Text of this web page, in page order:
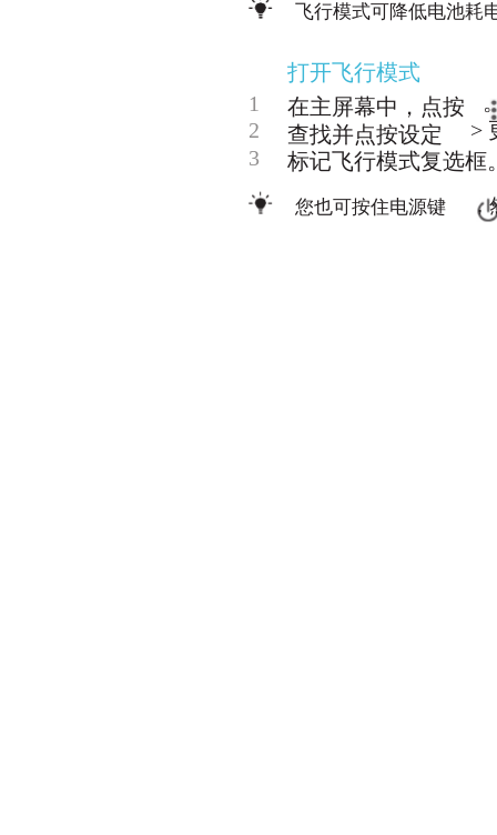
飞行模式可降低电池耗
打开飞行模式
1
在主屏幕中，点按
2
查找并点按设定
>
3
标记飞行模式复选框
您也可按住电源键